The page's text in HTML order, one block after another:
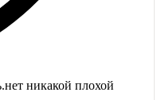
никакой плохой